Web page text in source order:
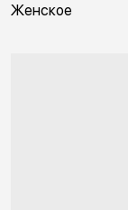
Женское